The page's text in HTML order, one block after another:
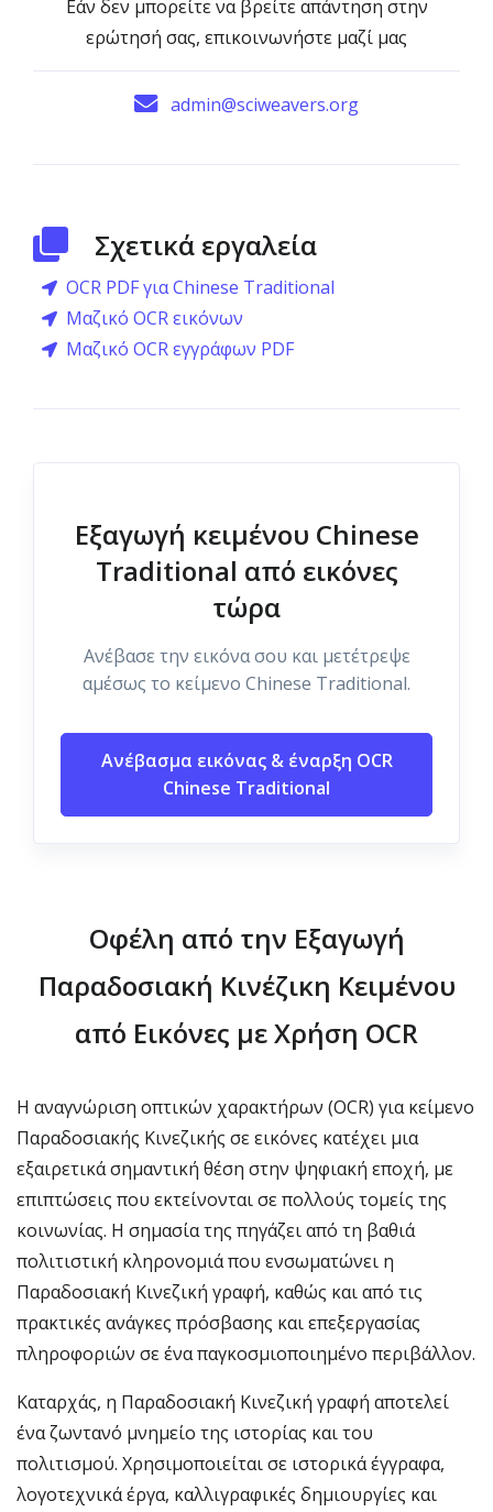
Εάν δεν μπορείτε να βρείτε απάντηση στην
ερώτησή σας, επικοινωνήστε μαζί μας
admin@sciweavers.org
Σχετικά εργαλεία
OCR PDF για Chinese Traditional
Μαζικό OCR εικόνων
Μαζικό OCR εγγράφων PDF
Εξαγωγή κειμένου Chinese
Traditional από εικόνες
τώρα
Ανέβασε την εικόνα σου και μετέτρεψε
αμέσως το κείμενο Chinese Traditional.
Ανέβασμα εικόνας & έναρξη OCR
Chinese Traditional
Οφέλη από την Εξαγωγή
Παραδοσιακή Κινέζικη Κειμένου
από Εικόνες με Χρήση OCR
Η αναγνώριση οπτικών χαρακτήρων (OCR) για κείμενο
Παραδοσιακής Κινεζικής σε εικόνες κατέχει μια
εξαιρετικά σημαντική θέση στην ψηφιακή εποχή, με
επιπτώσεις που εκτείνονται σε πολλούς τομείς της
κοινωνίας. Η σημασία της πηγάζει από τη βαθιά
πολιτιστική κληρονομιά που ενσωματώνει η
Παραδοσιακή Κινεζική γραφή, καθώς και από τις
πρακτικές ανάγκες πρόσβασης και επεξεργασίας
πληροφοριών σε ένα παγκοσμιοποιημένο περιβάλλον.
Καταρχάς, η Παραδοσιακή Κινεζική γραφή αποτελεί
ένα ζωντανό μνημείο της ιστορίας και του
πολιτισμού. Χρησιμοποιείται σε ιστορικά έγγραφα,
λογοτεχνικά έργα, καλλιγραφικές δημιουργίες και